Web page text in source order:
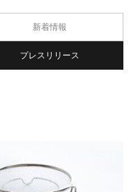
新着情報
プレスリリース